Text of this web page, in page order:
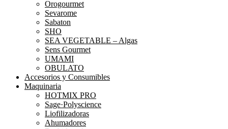
Orogourmet
Sevarome
Sabaton
SHO
SEA VEGETABLE – Algas
Sens Gourmet
UMAMI
OBULATO
Accesorios y Consumibles
Maquinaria
HOTMIX PRO
Sage·Polyscience
Liofilizadoras
Ahumadores